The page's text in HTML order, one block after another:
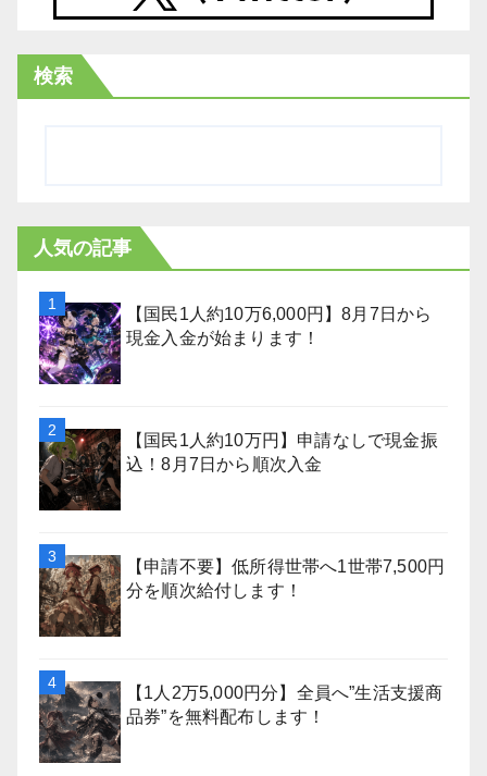
検索
人気の記事
【国民1人約10万6,000円】8月7日から
現金入金が始まります！
【国民1人約10万円】申請なしで現金振
込！8月7日から順次入金
【申請不要】低所得世帯へ1世帯7,500円
分を順次給付します！
【1人2万5,000円分】全員へ”生活支援商
品券”を無料配布します！